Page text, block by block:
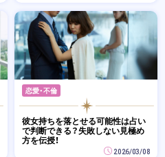
恋愛・不倫
彼女持ちを落とせる可能性は占い
で判断できる？失敗しない見極め
方を伝授！
2026/03/08